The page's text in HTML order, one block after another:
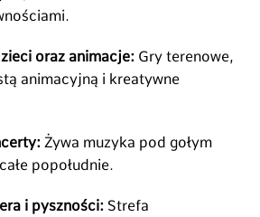
oraz animacje: Gry terenowe,
animacyjną i kreatywne
Żywa muzyka pod gołym
popołudnie.
i pyszności: Strefa